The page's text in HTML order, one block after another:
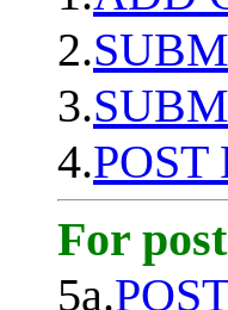
2.
3.
4.
For
5a.